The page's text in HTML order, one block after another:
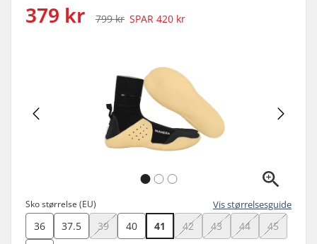
379 kr 799 kr SPAR 420 kr
Sko størrelse (EU) Vis størrelsesguide
36 37.5 39 40 41 42 43 44
45